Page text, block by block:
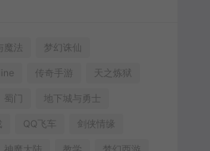
魔法 梦幻诛仙
传奇手游 天之炼狱
蜀门 地下城与勇士
QQ飞车 剑侠情缘